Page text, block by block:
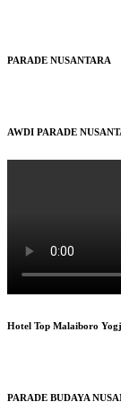
PARADE NUSANTARA
AWDI PARADE
Hotel Top Malaiboro
PARADE BUDAYA